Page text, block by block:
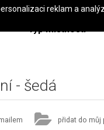
Typ místnosti
- šedá
přidat do můj
reklam a